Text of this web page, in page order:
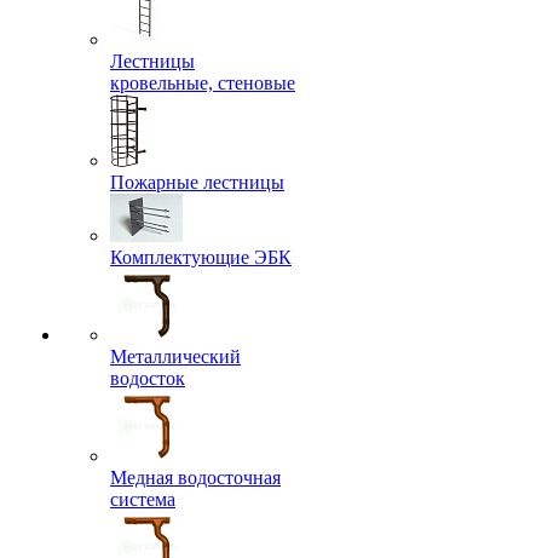
Лестницы
кровельные, стеновые
Пожарные лестницы
Комплектующие ЭБК
Металлический
водосток
Медная водосточная
система